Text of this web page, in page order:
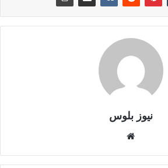
نيوز بلوس